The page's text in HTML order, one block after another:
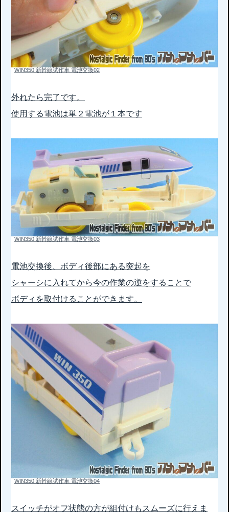
WIN350 新幹線試作車 電池交換02
外れたら完了です。
使用する電池は単２電池が１本です
WIN350 新幹線試作車 電池交換03
電池交換後、ボディ後部にある突起を
シャーシに入れてから今の作業の逆をすることで
ボディを取付けることができます。
WIN350 新幹線試作車 電池交換04
スイッチがオフ状態の方が組付けもスムーズに行えま